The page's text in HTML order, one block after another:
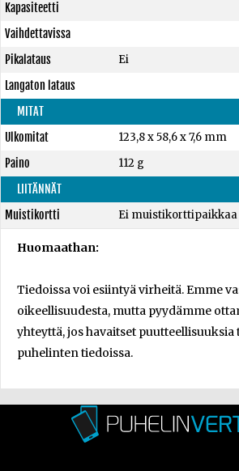
Kapasiteetti
Vaihdettavissa
Pikalataus
Ei
Langaton lataus
MITAT
Ulkomitat
123,8 x 58,6 x 7,6 mm
Paino
112 g
LIITÄNNÄT
Muistikortti
Ei muistikorttipaikkaa
Huomaathan:
Tiedoissa voi esiintyä virheitä. Emme
oikeellisuudesta, mutta pyydämme
yhteyttä, jos havaitset
puhelinten tiedoissa.